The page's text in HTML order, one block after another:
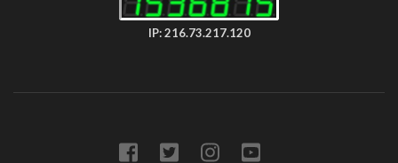
IP: 216.73.217.120